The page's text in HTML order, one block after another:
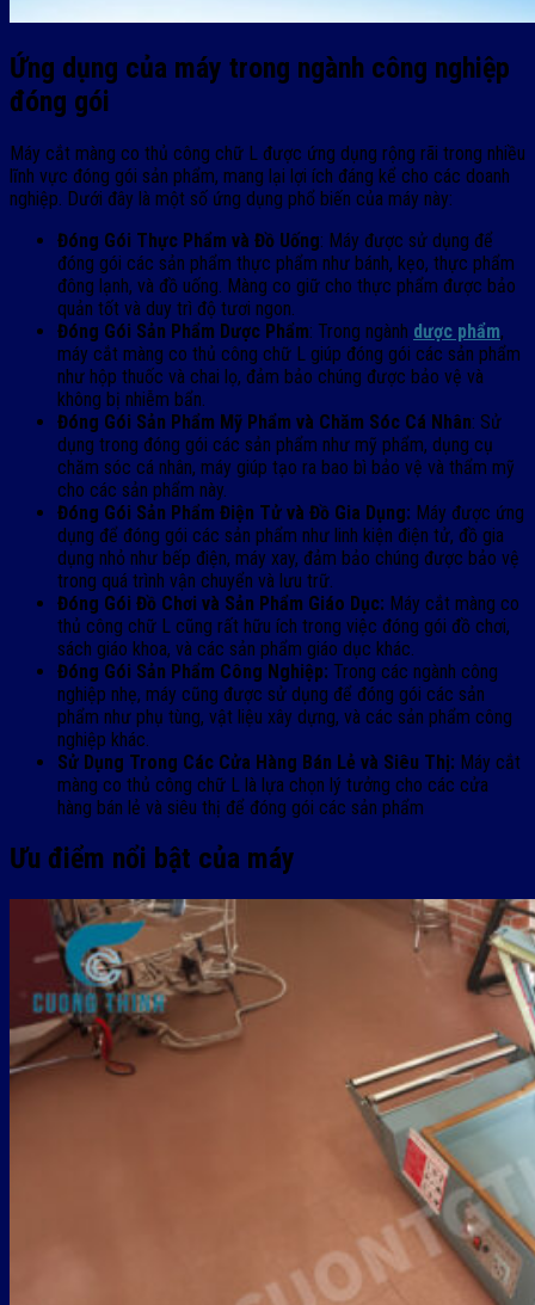
Ứng dụng của máy trong ngành công nghiệp
đóng gói
Máy cắt màng co thủ công chữ L được ứng dụng rộng rãi trong nhiều
lĩnh vực đóng gói sản phẩm, mang lại lợi ích đáng kể cho các doanh
nghiệp. Dưới đây là một số ứng dụng phổ biến của máy này:
Đóng Gói Thực Phẩm và Đồ Uống: Máy được sử dụng để
đóng gói các sản phẩm thực phẩm như bánh, kẹo, thực phẩm
đông lạnh, và đồ uống. Màng co giữ cho thực phẩm được bảo
quản tốt và duy trì độ tươi ngon.
Đóng Gói Sản Phẩm Dược Phẩm: Trong ngành dược phẩm,
máy cắt màng co thủ công chữ L giúp đóng gói các sản phẩm
như hộp thuốc và chai lọ, đảm bảo chúng được bảo vệ và
không bị nhiễm bẩn.
Đóng Gói Sản Phẩm Mỹ Phẩm và Chăm Sóc Cá Nhân: Sử
dụng trong đóng gói các sản phẩm như mỹ phẩm, dụng cụ
chăm sóc cá nhân, máy giúp tạo ra bao bì bảo vệ và thẩm mỹ
cho các sản phẩm này.
Đóng Gói Sản Phẩm Điện Tử và Đồ Gia Dụng: Máy được ứng
dụng để đóng gói các sản phẩm như linh kiện điện tử, đồ gia
dụng nhỏ như bếp điện, máy xay, đảm bảo chúng được bảo vệ
trong quá trình vận chuyển và lưu trữ.
Đóng Gói Đồ Chơi và Sản Phẩm Giáo Dục: Máy cắt màng co
thủ công chữ L cũng rất hữu ích trong việc đóng gói đồ chơi,
sách giáo khoa, và các sản phẩm giáo dục khác.
Đóng Gói Sản Phẩm Công Nghiệp: Trong các ngành công
nghiệp nhẹ, máy cũng được sử dụng để đóng gói các sản
phẩm như phụ tùng, vật liệu xây dựng, và các sản phẩm công
nghiệp khác.
Sử Dụng Trong Các Cửa Hàng Bán Lẻ và Siêu Thị: Máy cắt
màng co thủ công chữ L là lựa chọn lý tưởng cho các cửa
hàng bán lẻ và siêu thị để đóng gói các sản phẩm
Ưu điểm nổi bật của máy